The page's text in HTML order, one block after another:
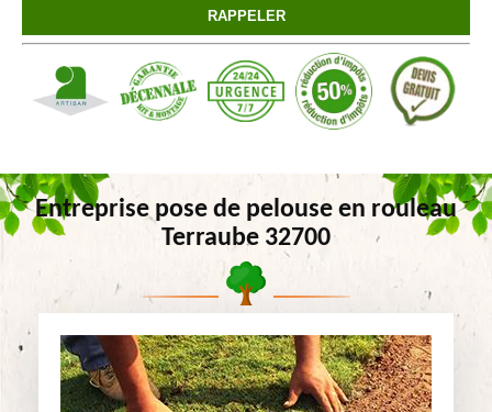
Entreprise pose de pelouse en rouleau
Terraube 32700